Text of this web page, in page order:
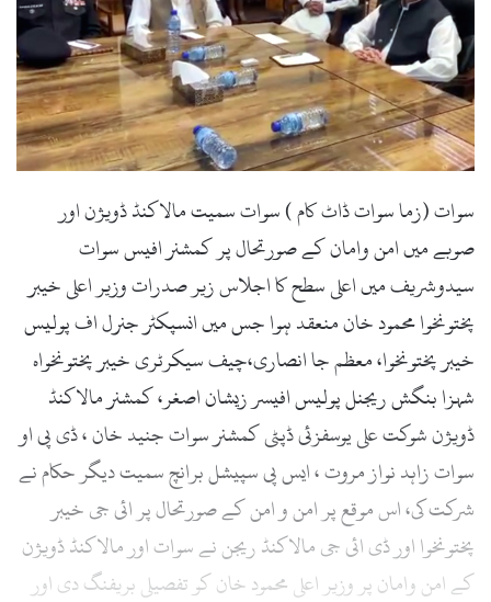
سوات (زما سوات ڈاٹ کام ) سوات سمیت مالاکنڈ ڈویژن اور
صوبے میں امن وامان کے صورتحال پر کمشنر افیس سوات
سیدوشریف میں اعلی سطح کا اجلاس زیر صدرات وزیر اعلی خیبر
پختونخوا محمود خان منعقد ہوا جس میں انسپکٹر جنرل اف پولیس
خیبر پختونخوا، معظم جا انصاری،چیف سیکرٹری خیبر پختونخواہ
شہزا بنگش ریجنل پولیس افیسر زیشان اصغر، کمشنر مالاکنڈ
ڈویژن شوکت علی یوسفزئی ڈپٹی کمشنر سوات جنید خان ، ڈی پی او
سوات زاہد نواز مروت ، ایس پی سپیشل برانچ سمیت دیگر حکام نے
شرکت کی، اس موقع پر امن و امن کے صورتحال پر ائی جی خیبر
پختونخوا اور ڈی ائی جی مالاکنڈ ریجن نے سوات اور مالاکنڈ ڈویژن
کے امن وامان پر وزیر اعلی محمود خان کو تفصیلی بریفنگ دی اور